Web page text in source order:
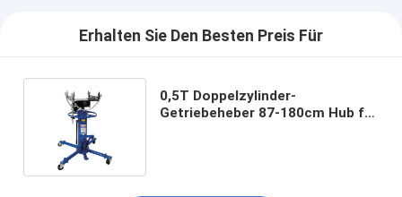
Erhalten Sie Den Besten Preis Für
0,5T Doppelzylinder-
Getriebeheber 87-180cm Hub für